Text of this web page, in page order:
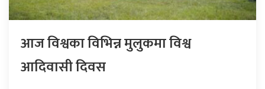
आज विश्वका विभिन्न मुलुकमा विश्व
आदिवासी दिवस